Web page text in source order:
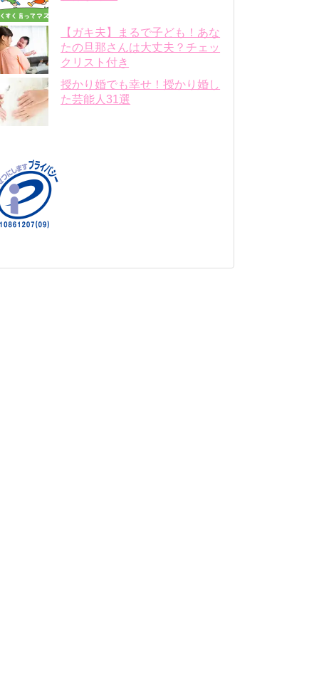
【ガキ夫】まるで子ども！あな
たの旦那さんは大丈夫？チェッ
クリスト付き
授かり婚でも幸せ！授かり婚し
た芸能人31選